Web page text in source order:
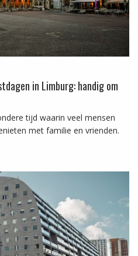
in Limburg: handig om
tijd waarin veel mensen
met familie en vrienden.